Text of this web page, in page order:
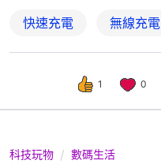
快速充電 無線充電
1 0
科技玩物 數碼生活